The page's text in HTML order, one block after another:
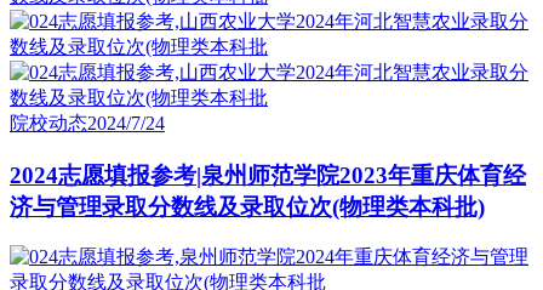
院校动态2024/7/24
2024志愿填报参考|泉州师范学院2023年重庆体育经
济与管理录取分数线及录取位次(物理类本科批)